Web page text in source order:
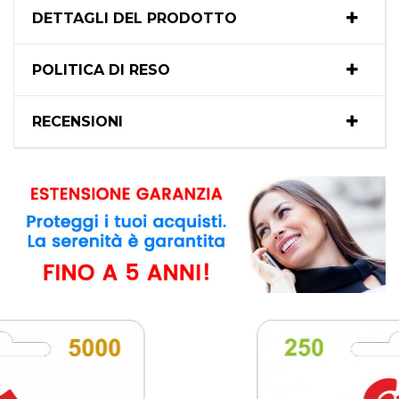
DETTAGLI DEL PRODOTTO
POLITICA DI RESO
RECENSIONI